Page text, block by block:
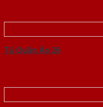
Tủ Quần Áo 26